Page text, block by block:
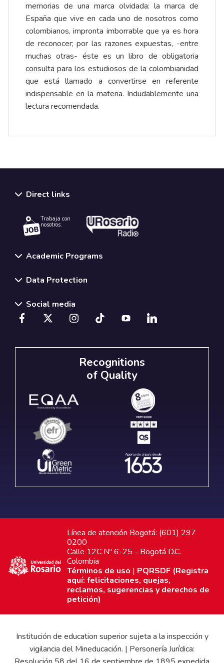
memorias de una marca olvidada: la marca de
España que vive en cada uno de nosotros como
colombianos, impronta imborrable que ya es hora
de reconocer; por las razones expuestas, -entre
muchas otras- éste es un libro de obligatoria
consulta para los estudiosos de la colombianidad
que está llamado a convertirse en referente
indispensable en la materia. Indudablemente una
lectura recomendada.
Direct links
Trabaja con
nosotros.
Academic Programs
Data Protection
Social media
Recognitions
of Quality
Línea de atención Bogotá: (601) 297
0200
Calle 12C Nº 6-25 - Bogotá D.C.
Colombia
Términos de uso | PQRSDF (Registra
aquí: felicitaciones, quejas,
reclamos, sugerencias y derechos de
petición)
Institución de education superior sujeta a la inspección y
vigilancia del Mineducación. | Personería Jurídica: